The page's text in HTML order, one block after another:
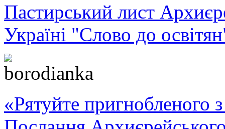
Пастирський лист
Україні "Слово до
«Рятуйте пригнобленого